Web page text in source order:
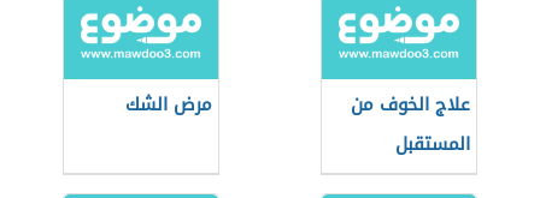
علاج الخوف من
المستقبل
مرض الشك